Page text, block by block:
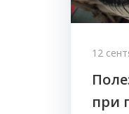
12
при